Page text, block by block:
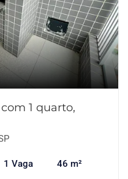
1 quarto,
1 Vaga 46 m²